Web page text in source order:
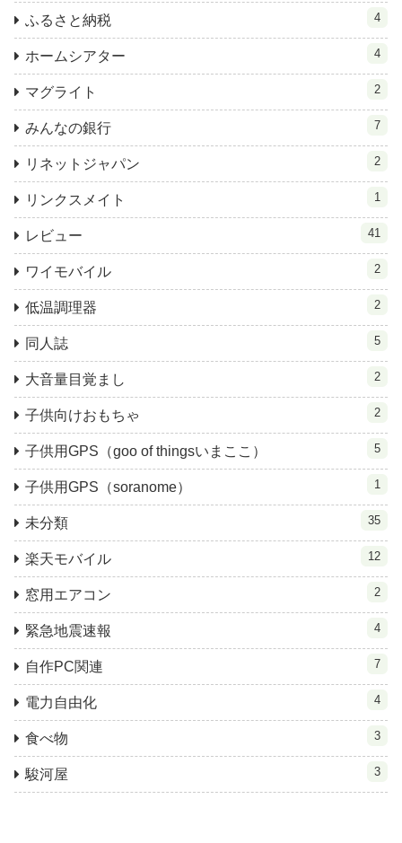
ふるさと納税 4
ホームシアター 4
マグライト 2
みんなの銀行 7
リネットジャパン 2
リンクスメイト 1
レビュー 41
ワイモバイル 2
低温調理器 2
同人誌 5
大音量目覚まし 2
子供向けおもちゃ 2
子供用GPS（goo of thingsいまここ） 5
子供用GPS（soranome） 1
未分類 35
楽天モバイル 12
窓用エアコン 2
緊急地震速報 4
自作PC関連 7
電力自由化 4
食べ物 3
駿河屋 3